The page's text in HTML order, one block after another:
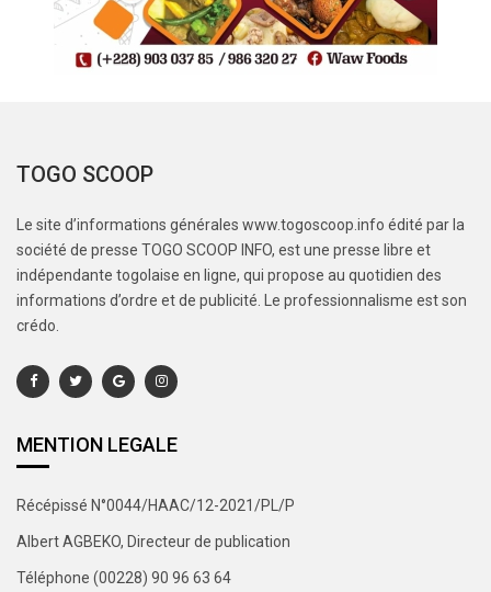
TOGO SCOOP
Le site d’informations générales www.togoscoop.info édité par la
société de presse TOGO SCOOP INFO, est une presse libre et
indépendante togolaise en ligne, qui propose au quotidien des
informations d’ordre et de publicité. Le professionnalisme est son
crédo.
MENTION LEGALE
Récépissé N°0044/HAAC/12-2021/PL/P
Albert AGBEKO, Directeur de publication
Téléphone (00228) 90 96 63 64